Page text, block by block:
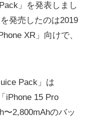
」を発表しまし
発売したのは2019
XR」向けで、
Pack」は
iPhone 15 Pro
2,800mAhのバッ